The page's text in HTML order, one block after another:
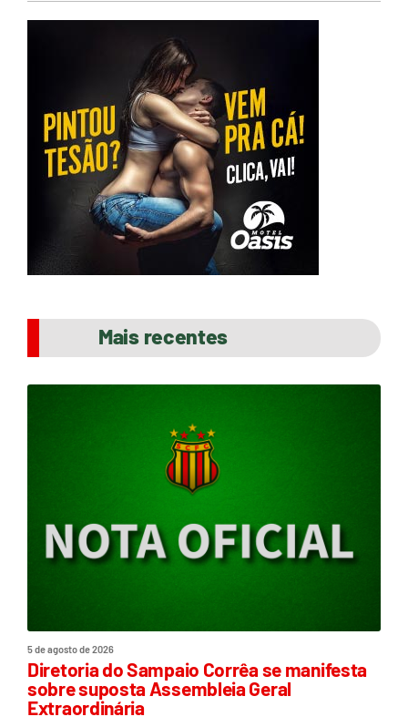
Mais recentes
5 de agosto de 2026
Diretoria do Sampaio Corrêa se manifesta
sobre suposta Assembleia Geral
Extraordinária